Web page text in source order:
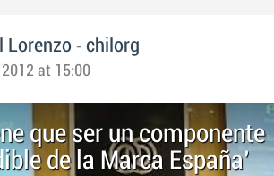
Lorenzo - chilorg
at 15:00
que ser un componente
de la Marca España'